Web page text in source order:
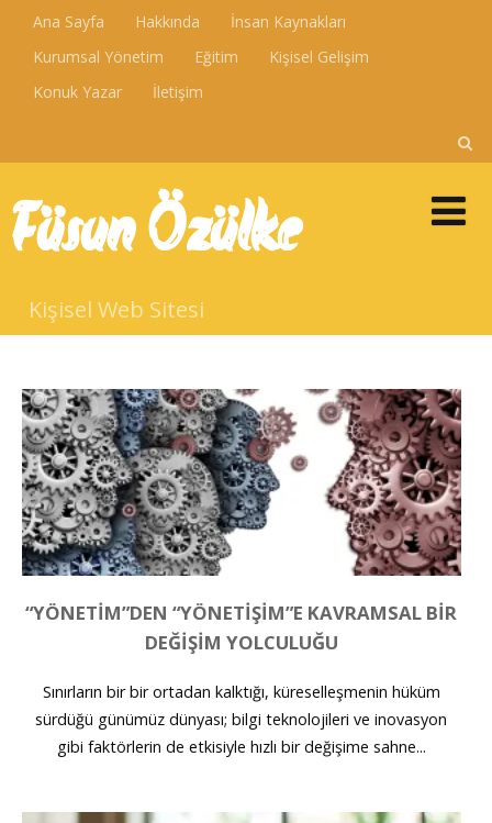
Ana Sayfa Hakkında
İnsan Kaynakları
Kurumsal Yönetim
Eğitim
Kişisel Gelişim
Konuk Yazar
İletişim
Füsun Özülke
Kişisel Web Sitesi
“YÖNETIM”DEN “YÖNETIŞIM”E KAVRAMSAL BIR
DEĞIŞIM YOLCULUĞU
Sınırların bir bir ortadan kalktığı, küreselleşmenin hüküm
sürdüğü günümüz dünyası; bilgi teknolojileri ve inovasyon
gibi faktörlerin de etkisiyle hızlı bir değişime sahne...